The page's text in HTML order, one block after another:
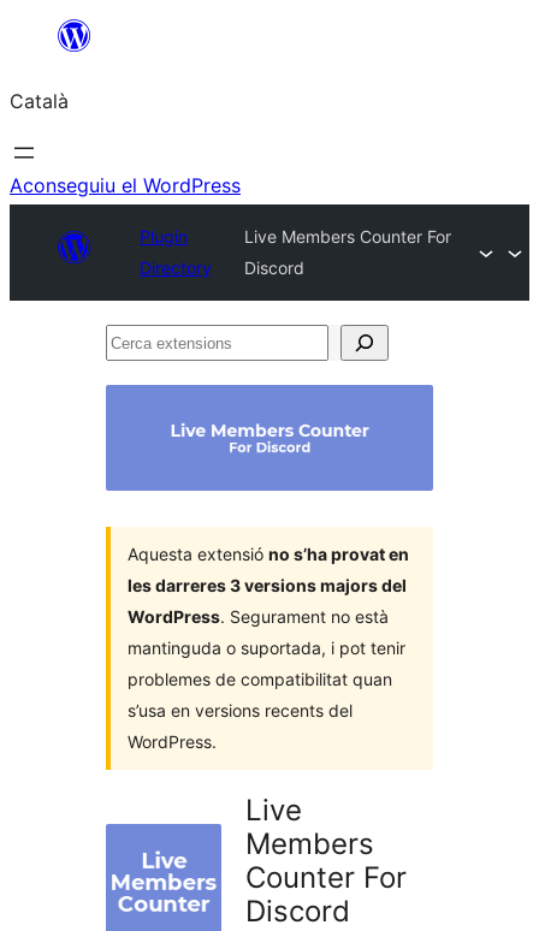
contingut
Català
Aconseguiu el WordPress
Plugin
Directory
Live Members Counter For
Discord
Cerca
Aquesta extensió no s’ha provat en
les darreres 3 versions majors del
WordPress. Segurament no està
mantinguda o suportada, i pot tenir
problemes de compatibilitat quan
s’usa en versions recents del
WordPress.
Live
Members
Counter For
Discord